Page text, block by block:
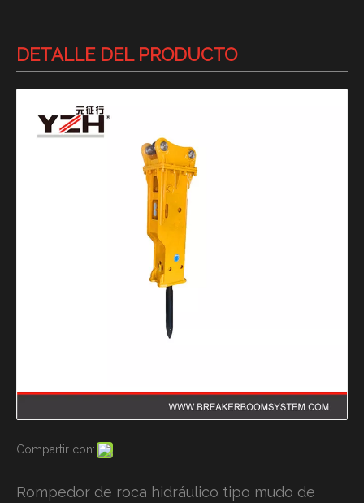
DETALLE DEL PRODUCTO
Compartir con:
Rompedor de roca hidráulico tipo mudo de